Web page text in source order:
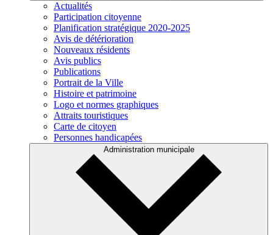
Actualités
Participation citoyenne
Planification stratégique 2020-2025
Avis de détérioration
Nouveaux résidents
Avis publics
Publications
Portrait de la Ville
Histoire et patrimoine
Logo et normes graphiques
Attraits touristiques
Carte de citoyen
Personnes handicapées
Administration municipale